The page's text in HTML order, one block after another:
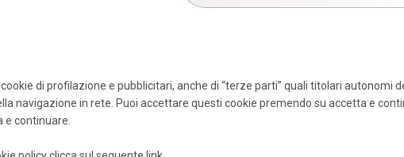
di profilazione e pubblicitari, anche di “terze parti” quali titolari
navigazione in rete. Puoi accettare questi cookie premendo su accetta e
continuare.